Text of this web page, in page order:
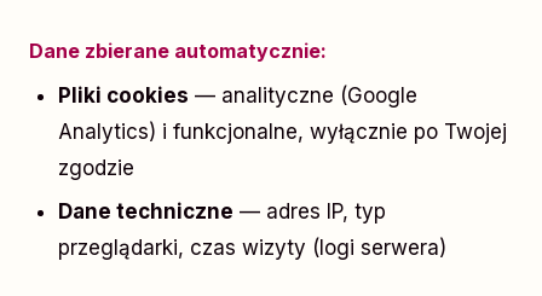
Dane zbierane automatycznie:
Pliki cookies — analityczne (Google
Analytics) i funkcjonalne, wyłącznie po Twojej
zgodzie
Dane techniczne — adres IP, typ
przeglądarki, czas wizyty (logi serwera)